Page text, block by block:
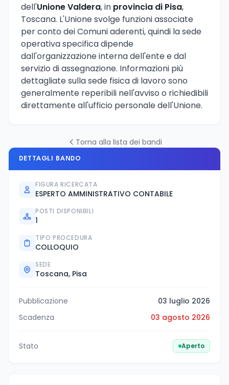
dell'Unione Valdera, in provincia di Pisa,
Toscana. L'Unione svolge funzioni associate
per conto dei Comuni aderenti, quindi la sede
operativa specifica dipende
dall'organizzazione interna dell'ente e dal
servizio di assegnazione. Informazioni più
dettagliate sulla sede fisica di lavoro sono
generalmente reperibili nell'avviso o richiedibili
direttamente all'ufficio personale dell'Unione.
Torna alla lista dei bandi
DETTAGLI BANDO
FIGURA RICERCATA
ESPERTO AMMINISTRATIVO CONTABILE
POSTI DISPONIBILI
1
TIPO PROCEDURA
COLLOQUIO
SEDE
Toscana, Pisa
Pubblicazione
03 luglio 2026
Scadenza
03 agosto 2026
Stato Aperto